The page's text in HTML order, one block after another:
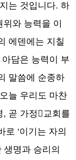
는 것입니다. 하
와 능력을 이
에덴에는 지칠
아담은 능력이 부
말씀에 순종하
오늘 우리도 마찬
, 곧 가정 교회를
로 ‘이기는 자의
명과 승리의